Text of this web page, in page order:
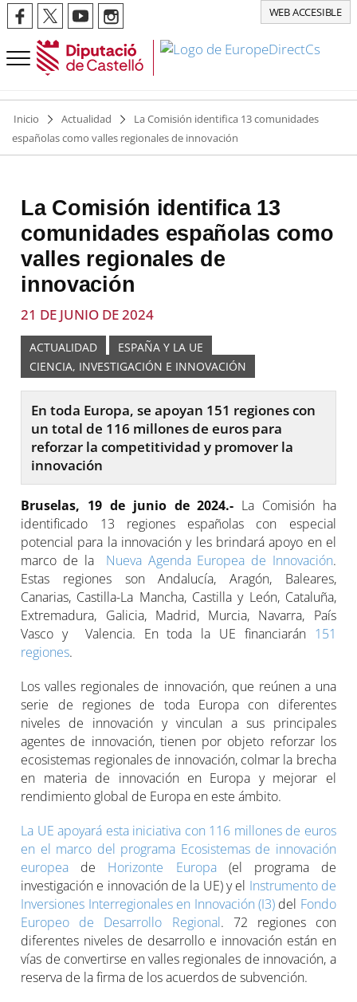
WEB ACCESIBLE
Inicio Actualidad
La Comisión identifica 13 comunidades
españolas como valles regionales de innovación
La Comisión identifica 13
comunidades españolas como
valles regionales de
innovación
21 DE JUNIO DE 2024
ACTUALIDAD
ESPAÑA Y LA UE
CIENCIA, INVESTIGACIÓN E INNOVACIÓN
En toda Europa, se apoyan 151 regiones con
un total de 116 millones de euros para
reforzar la competitividad y promover la
innovación
Bruselas, 19 de junio de 2024.- La Comisión ha
identificado 13 regiones españolas con especial
potencial para la innovación y les brindará apoyo en el
marco de la Nueva Agenda Europea de Innovación.
Estas regiones son Andalucía, Aragón, Baleares,
Canarias, Castilla-La Mancha, Castilla y León, Cataluña,
Extremadura, Galicia, Madrid, Murcia, Navarra, País
Vasco y Valencia. En toda la UE financiarán151
regiones.
Los valles regionales de innovación, que reúnen a una
serie de regiones de toda Europa con diferentes
niveles de innovación y vinculan a sus principales
agentes de innovación, tienen por objeto reforzar los
ecosistemas regionales de innovación, colmar la brecha
en materia de innovación en Europa y mejorar el
rendimiento global de Europa en este ámbito.
La UE apoyará esta iniciativa con 116 millones de euros
en el marco del programa Ecosistemas de innovación
europea de Horizonte Europa(el programa de
investigación e innovación de la UE) y el Instrumento de
Inversiones Interregionales en Innovación (I3)del Fondo
Europeo de Desarrollo Regional. 72 regiones con
diferentes niveles de desarrollo e innovación están en
vías de convertirse en valles regionales de innovación, a
reserva de la firma de los acuerdos de subvención.